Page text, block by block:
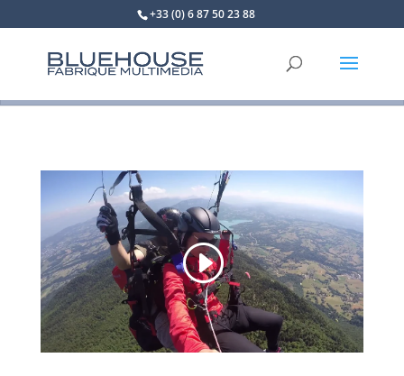
+33 (0) 6 87 50 23 88